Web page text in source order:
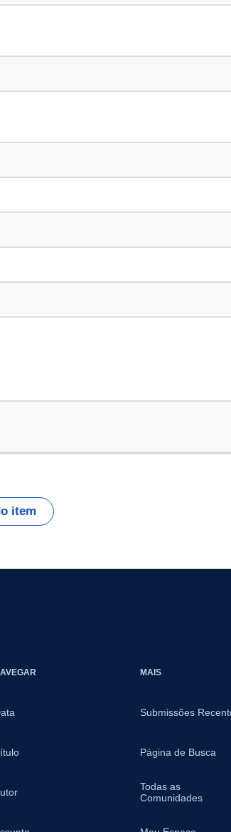
item
MAIS
Submissões
Página de Busca
Todas as
Comunidades